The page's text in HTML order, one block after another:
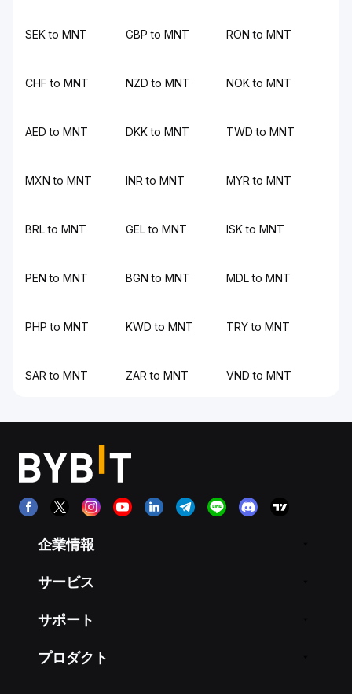
SEK to MNT GBP to MNT RON to MNT
CHF to MNT NZD to MNT NOK to MNT
AED to MNT DKK to MNT TWD to MNT
MXN to MNT INR to MNT MYR to MNT
BRL to MNT GEL to MNT ISK to MNT
PEN to MNT BGN to MNT MDL to MNT
PHP to MNT KWD to MNT TRY to MNT
SAR to MNT ZAR to MNT VND to MNT
企業情報
サービス
サポート
プロダクト